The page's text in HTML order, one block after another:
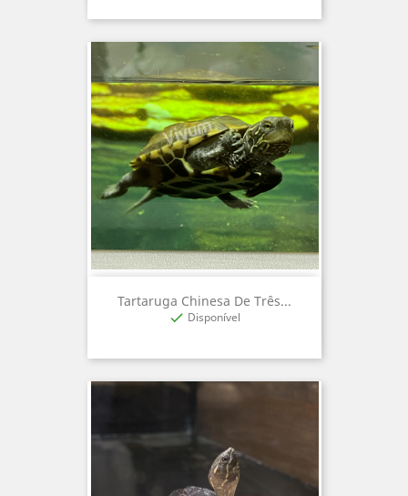
Tartaruga Chinesa De Três...
 Disponível